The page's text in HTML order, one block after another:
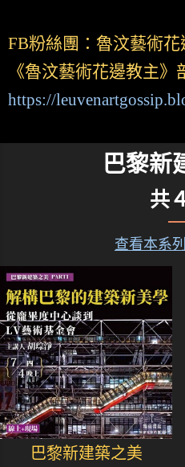
FB粉絲團：魯汶藝術花
《魯汶藝術花邊教主》
https://
巴黎新
共
查看本系
巴黎新建築之美